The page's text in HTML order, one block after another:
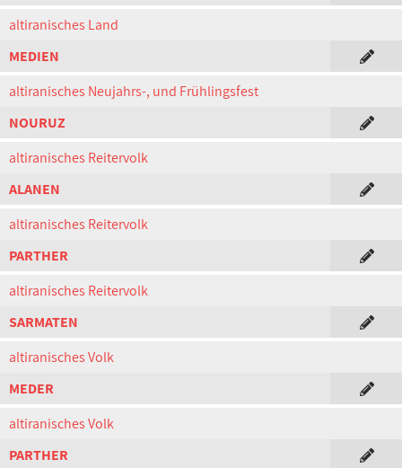
altiranisches Land
MEDIEN
altiranisches Neujahrs-, und Frühlingsfest
NOURUZ
altiranisches Reitervolk
ALANEN
altiranisches Reitervolk
PARTHER
altiranisches Reitervolk
SARMATEN
altiranisches Volk
MEDER
altiranisches Volk
PARTHER